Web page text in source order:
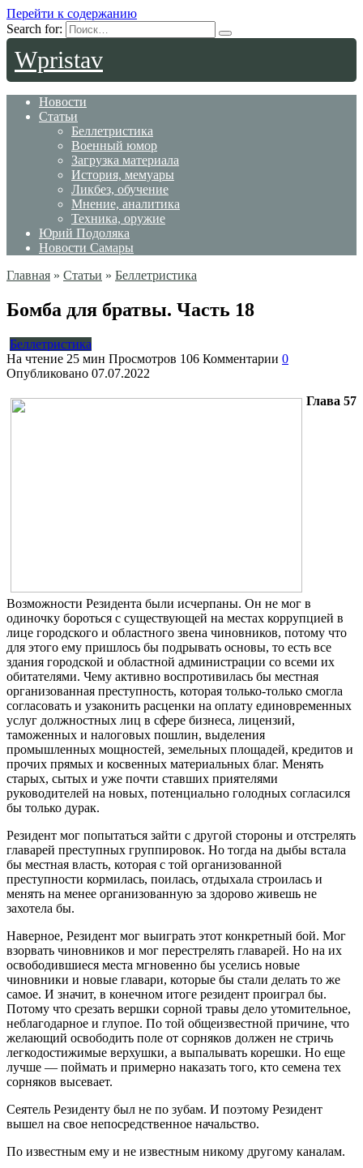
Перейти к содержанию
Search for:
Wpristav
Новости
Статьи
Беллетристика
Военный юмор
Загрузка материала
История, мемуары
Ликбез, обучение
Мнение, аналитика
Техника, оружие
Юрий Подоляка
Новости Самары
Главная » Статьи » Беллетристика
Бомба для братвы. Часть 18
Беллетристика
На чтение 25 мин Просмотров 106 Комментарии 0
Опубликовано 07.07.2022
Глава 57
Возможности Резидента были исчерпаны. Он не мог в
одиночку бороться с существующей на местах коррупцией в
лице городского и областного звена чиновников, потому что
для этого ему пришлось бы подрывать основы, то есть все
здания городской и областной администрации со всеми их
обитателями. Чему активно воспротивилась бы местная
организованная преступность, которая только-только смогла
согласовать и узаконить расценки на оплату единовременных
услуг должностных лиц в сфере бизнеса, лицензий,
таможенных и налоговых пошлин, выделения
промышленных мощностей, земельных площадей, кредитов и
прочих прямых и косвенных материальных благ. Менять
старых, сытых и уже почти ставших приятелями
руководителей на новых, потенциально голодных согласился
бы только дурак.
Резидент мог попытаться зайти с другой стороны и отстрелять
главарей преступных группировок. Но тогда на дыбы встала
бы местная власть, которая с той организованной
преступности кормилась, поилась, отдыхала строилась и
менять на менее организованную за здорово живешь не
захотела бы.
Наверное, Резидент мог выиграть этот конкретный бой. Мог
взорвать чиновников и мог перестрелять главарей. Но на их
освободившиеся места мгновенно бы уселись новые
чиновники и новые главари, которые бы стали делать то же
самое. И значит, в конечном итоге резидент проиграл бы.
Потому что срезать вершки сорной травы дело утомительное,
неблагодарное и глупое. По той общеизвестной причине, что
желающий освободить поле от сорняков должен не стричь
легкодостижимые верхушки, а выпалывать корешки. Но еще
лучше — поймать и примерно наказать того, кто семена тех
сорняков высевает.
Сеятель Резиденту был не по зубам. И поэтому Резидент
вышел на свое непосредственное начальство.
По известным ему и не известным никому другому каналам.